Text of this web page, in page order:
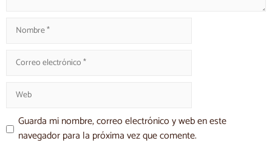
Guarda mi nombre, correo electrónico y web en este
navegador para la próxima vez que comente.